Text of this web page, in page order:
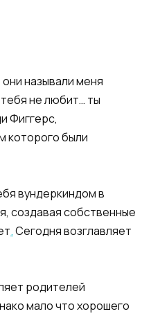
называли меня
тебя не любит… ты
Фиггерс,
которого были
вундеркиндом в
создавая собственные
.Сегодня возглавляет
родителей
мало что хорошего